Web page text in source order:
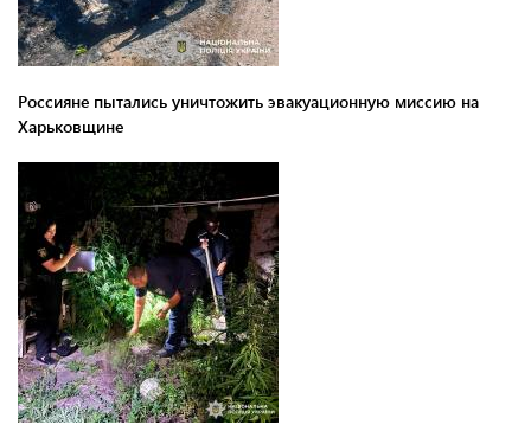
Россияне пытались уничтожить эвакуационную миссию на
Харьковщине